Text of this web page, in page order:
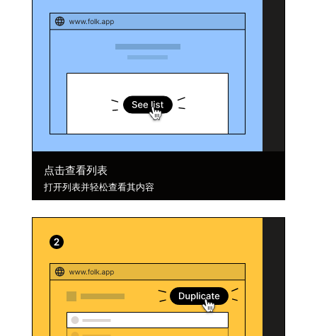
点击查看列表
打开列表并轻松查看其内容